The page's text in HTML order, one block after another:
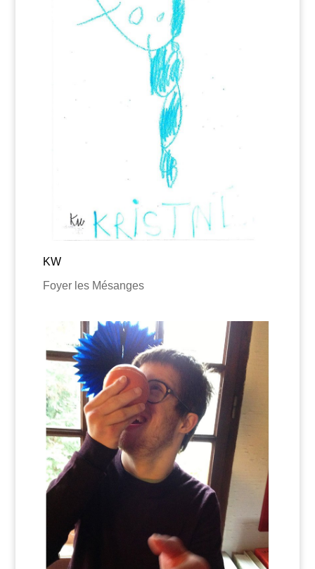
KW
Foyer les Mésanges